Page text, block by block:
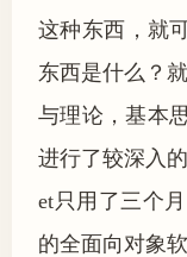
这种东西，就
东西是什么？
与理论，基本
进行了较深入
et只用了三个
的全面向对象